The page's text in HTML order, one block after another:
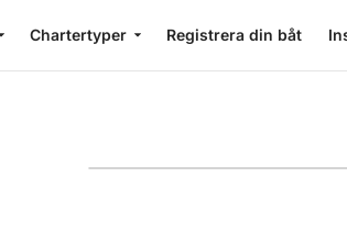
Chartertyper Registrera din båt